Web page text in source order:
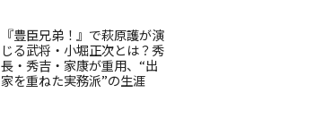
『豊臣兄弟！』で萩原護が演
じる武将・小堀正次とは？秀
長・秀吉・家康が重用、“出
家を重ねた実務派”の生涯